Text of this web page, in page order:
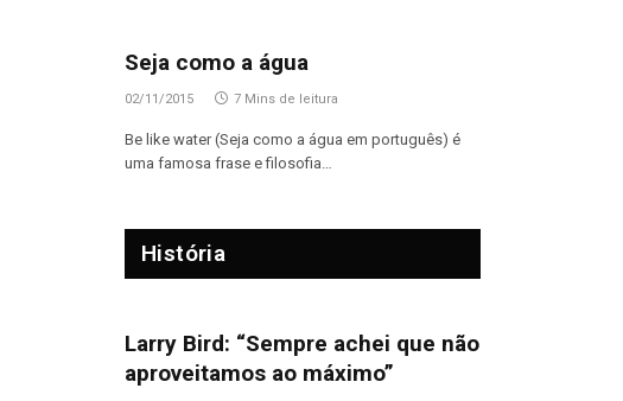
Seja como a água
02/11/2015 7 Mins de leitura
Be like water (Seja como a água em português) é
uma famosa frase e filosofia…
História
Larry Bird: “Sempre achei que não
aproveitamos ao máximo”